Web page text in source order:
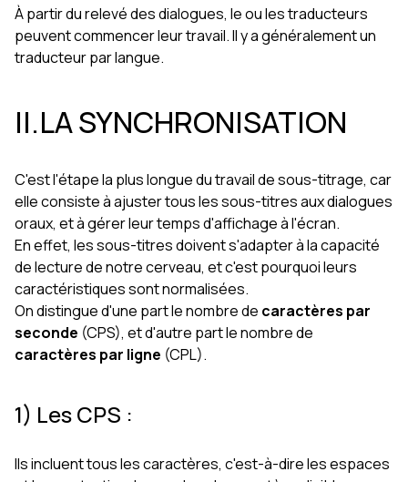
À partir du relevé des dialogues, le ou les traducteurs
peuvent commencer leur travail. Il y a généralement un
traducteur par langue.
II.LA SYNCHRONISATION
C'est l'étape la plus longue du travail de sous-titrage, car
elle consiste à ajuster tous les sous-titres aux dialogues
oraux, et à gérer leur temps d'affichage à l'écran.
En effet, les sous-titres doivent s'adapter à la capacité
de lecture de notre cerveau, et c'est pourquoi leurs
caractéristiques sont normalisées.
On distingue d'une part le nombre de caractères par
seconde (CPS), et d'autre part le nombre de
caractères par ligne (CPL).
1) Les CPS :
Ils incluent tous les caractères, c'est-à-dire les espaces